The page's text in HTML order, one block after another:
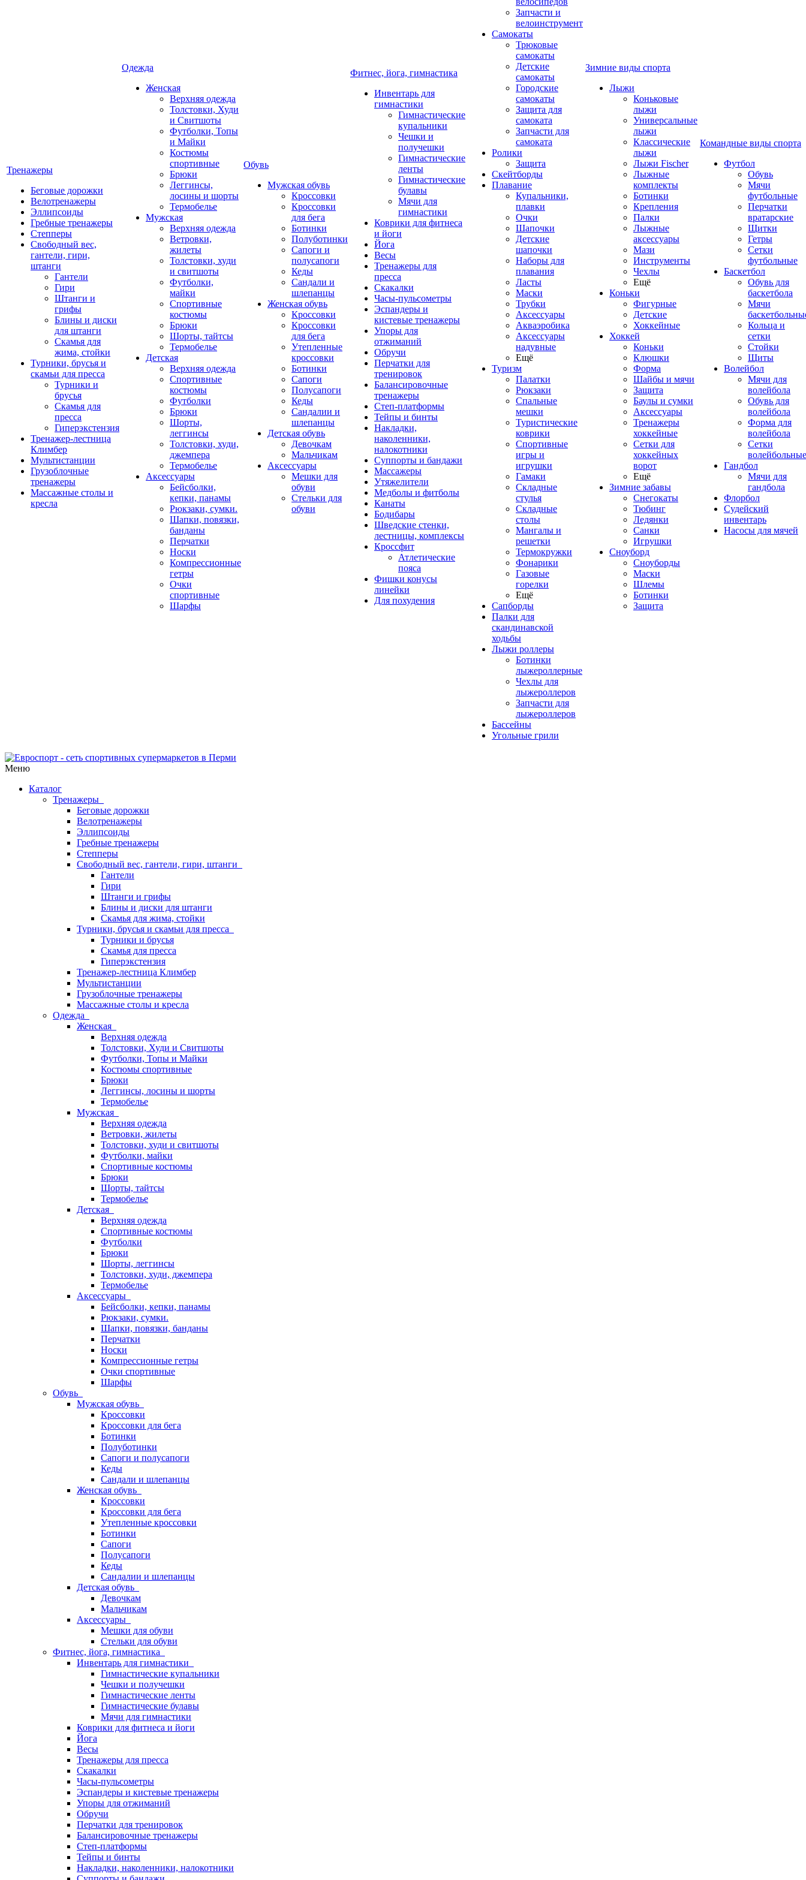
Тренажеры
Беговые дорожки
Велотренажеры
Эллипсоиды
Гребные тренажеры
Степперы
Свободный вес,
гантели, гири,
штанги
Гантели
Гири
Штанги и
грифы
Блины и диски
для штанги
Скамья для
жима, стойки
Турники, брусья и
скамьи для пресса
Турники и
брусья
Скамья для
пресса
Гиперэкстензия
Тренажер-лестница
Климбер
Мультистанции
Грузоблочные
тренажеры
Массажные столы и
кресла
Одежда
Женская
Верхняя одежда
Толстовки, Худи
и Свитшоты
Футболки, Топы
и Майки
Костюмы
спортивные
Брюки
Леггинсы,
лосины и шорты
Термобелье
Мужская
Верхняя одежда
Ветровки,
жилеты
Толстовки, худи
и свитшоты
Футболки,
майки
Спортивные
костюмы
Брюки
Шорты, тайтсы
Термобелье
Детская
Верхняя одежда
Спортивные
костюмы
Футболки
Брюки
Шорты,
леггинсы
Толстовки, худи,
джемпера
Термобелье
Аксессуары
Бейсболки,
кепки, панамы
Рюкзаки, сумки.
Шапки, повязки,
банданы
Перчатки
Носки
Компрессионные
гетры
Очки
спортивные
Шарфы
Обувь
Мужская обувь
Кроссовки
Кроссовки
для бега
Ботинки
Полуботинки
Сапоги и
полусапоги
Кеды
Сандали и
шлепанцы
Женская обувь
Кроссовки
Кроссовки
для бега
Утепленные
кроссовки
Ботинки
Сапоги
Полусапоги
Кеды
Сандалии и
шлепанцы
Детская обувь
Девочкам
Мальчикам
Аксессуары
Мешки для
обуви
Стельки для
обуви
Фитнес, йога, гимнастика
Инвентарь для
гимнастики
Гимнастические
купальники
Чешки и
получешки
Гимнастические
ленты
Гимнастические
булавы
Мячи для
гимнастики
Коврики для фитнеса
и йоги
Йога
Весы
Тренажеры для
пресса
Скакалки
Часы-пульсометры
Эспандеры и
кистевые тренажеры
Упоры для
отжиманий
Обручи
Перчатки для
тренировок
Балансировочные
тренажеры
Степ-платформы
Тейпы и бинты
Накладки,
наколенники,
налокотники
Суппорты и бандажи
Массажеры
Утяжелители
Медболы и фитболы
Канаты
Бодибары
Шведские стенки,
лестницы, комплексы
Кроссфит
Атлетические
пояса
Фишки конусы
линейки
Для похудения
Запчасти и
велоинструмент
Самокаты
Трюковые
самокаты
Детские
самокаты
Городские
самокаты
Защита для
самоката
Запчасти для
самоката
Ролики
Защита
Скейтборды
Плавание
Купальники,
плавки
Очки
Шапочки
Детские
шапочки
Наборы для
плавания
Ласты
Маски
Трубки
Аксессуары
Акваэробика
Аксессуары
надувные
Ещё
Туризм
Палатки
Рюкзаки
Спальные
мешки
Туристические
коврики
Спортивные
игры и
игрушки
Гамаки
Складные
стулья
Складные
столы
Мангалы и
решетки
Термокружки
Фонарики
Газовые
горелки
Ещё
Сапборды
Палки для
скандинавской
ходьбы
Лыжи роллеры
Ботинки
лыжероллерные
Чехлы для
лыжероллеров
Запчасти для
лыжероллеров
Бассейны
Угольные грили
Зимние виды спорта
Лыжи
Коньковые
лыжи
Универсальные
лыжи
Классические
лыжи
Лыжи Fischer
Лыжные
комплекты
Ботинки
Крепления
Палки
Лыжные
аксессуары
Мази
Инструменты
Чехлы
Ещё
Коньки
Фигурные
Детские
Хоккейные
Хоккей
Коньки
Клюшки
Форма
Шайбы и мячи
Защита
Баулы и сумки
Аксессуары
Тренажеры
хоккейные
Сетки для
хоккейных
ворот
Ещё
Зимние забавы
Снегокаты
Тюбинг
Ледянки
Санки
Игрушки
Сноуборд
Сноуборды
Маски
Шлемы
Ботинки
Защита
Командные виды спорта
Футбол
Обувь
Мячи
футбольные
Перчатки
вратарские
Щитки
Гетры
Сетки
футбольные
Баскетбол
Обувь для
баскетбола
Мячи
Кольца и
сетки
Стойки
Щиты
Волейбол
Мячи для
волейбола
Обувь для
волейбола
Форма для
волейбола
Сетки
волейбольные
Гандбол
Мячи для
гандбола
Флорбол
Судейский
инвентарь
Насосы для мячей
Меню
Каталог
Тренажеры
Беговые дорожки
Велотренажеры
Эллипсоиды
Гребные тренажеры
Степперы
Свободный вес, гантели, гири, штанги
Гантели
Гири
Штанги и грифы
Блины и диски для штанги
Скамья для жима, стойки
Турники, брусья и скамьи для пресса
Турники и брусья
Скамья для пресса
Гиперэкстензия
Тренажер-лестница Климбер
Мультистанции
Грузоблочные тренажеры
Массажные столы и кресла
Одежда
Женская
Верхняя одежда
Толстовки, Худи и Свитшоты
Футболки, Топы и Майки
Костюмы спортивные
Брюки
Леггинсы, лосины и шорты
Термобелье
Мужская
Верхняя одежда
Ветровки, жилеты
Толстовки, худи и свитшоты
Футболки, майки
Спортивные костюмы
Брюки
Шорты, тайтсы
Термобелье
Детская
Верхняя одежда
Спортивные костюмы
Футболки
Брюки
Шорты, леггинсы
Толстовки, худи, джемпера
Термобелье
Аксессуары
Бейсболки, кепки, панамы
Рюкзаки, сумки.
Шапки, повязки, банданы
Перчатки
Носки
Компрессионные гетры
Очки спортивные
Шарфы
Обувь
Мужская обувь
Кроссовки
Кроссовки для бега
Ботинки
Полуботинки
Сапоги и полусапоги
Кеды
Сандали и шлепанцы
Женская обувь
Кроссовки
Кроссовки для бега
Утепленные кроссовки
Ботинки
Сапоги
Полусапоги
Кеды
Сандалии и шлепанцы
Детская обувь
Девочкам
Мальчикам
Аксессуары
Мешки для обуви
Стельки для обуви
Фитнес, йога, гимнастика
Инвентарь для гимнастики
Гимнастические купальники
Чешки и получешки
Гимнастические ленты
Гимнастические булавы
Мячи для гимнастики
Коврики для фитнеса и йоги
Йога
Весы
Тренажеры для пресса
Скакалки
Часы-пульсометры
Эспандеры и кистевые тренажеры
Упоры для отжиманий
Обручи
Перчатки для тренировок
Балансировочные тренажеры
Степ-платформы
Тейпы и бинты
Накладки, наколенники, налокотники